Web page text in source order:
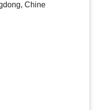
Chine